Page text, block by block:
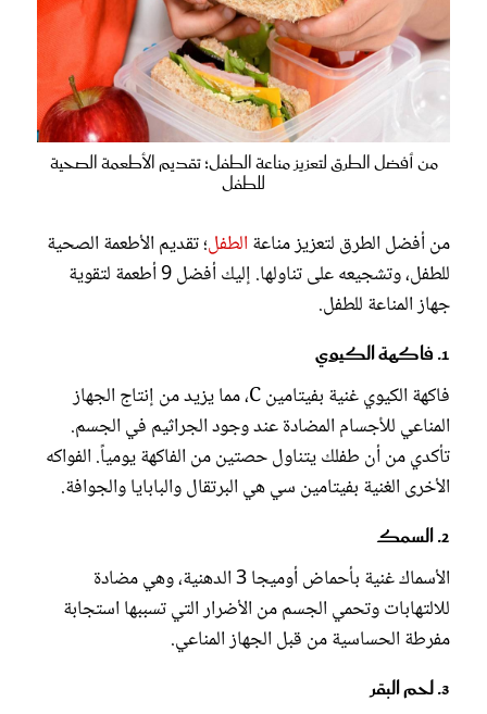
من أفضل الطرق لتعزيز مناعة الطفل؛ تقديم الأطعمة الصحية
للطفل
من أفضل الطرق لتعزيز مناعة الطفل؛ تقديم الأطعمة الصحية
للطفل، وتشجيعه على تناولها. إليك أفضل 9 أطعمة لتقوية
جهاز المناعة للطفل.
1. فاكهة الكيوي
فاكهة الكيوي غنية بفيتامين C، مما يزيد من إنتاج الجهاز
المناعي للأجسام المضادة عند وجود الجراثيم في الجسم.
تأكدي من أن طفلك يتناول حصتين من الفاكهة يومياً. الفواكه
الأخرى الغنية بفيتامين سي هي البرتقال والبابايا والجوافة.
2. السمك
الأسماك غنية بأحماض أوميجا 3 الدهنية، وهي مضادة
للالتهابات وتحمي الجسم من الأضرار التي تسببها استجابة
مفرطة الحساسية من قبل الجهاز المناعي.
3. لحم البقر